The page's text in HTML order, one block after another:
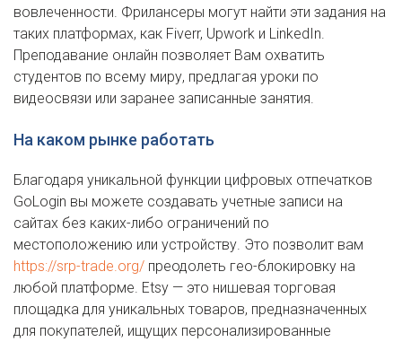
вовлеченности. Фрилансеры могут найти эти задания на
таких платформах, как Fiverr, Upwork и LinkedIn.
Преподавание онлайн позволяет Вам охватить
студентов по всему миру, предлагая уроки по
видеосвязи или заранее записанные занятия.
На каком рынке работать
Благодаря уникальной функции цифровых отпечатков
GoLogin вы можете создавать учетные записи на
сайтах без каких-либо ограничений по
местоположению или устройству. Это позволит вам
https://srp-trade.org/ преодолеть гео-блокировку на
любой платформе. Etsy — это нишевая торговая
площадка для уникальных товаров, предназначенных
для покупателей, ищущих персонализированные